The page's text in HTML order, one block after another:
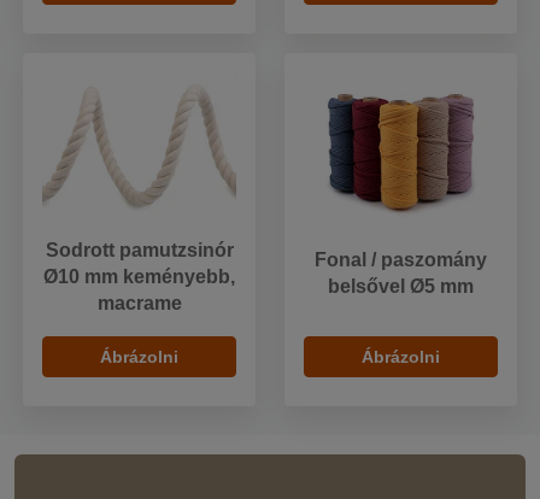
Sodrott pamutzsinór
Ø10 mm keményebb,
macrame
Ábrázolni
Fonal / paszomány
belsővel Ø5 mm
Ábrázolni